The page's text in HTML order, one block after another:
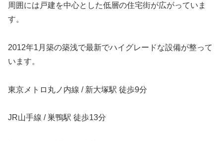
周囲には戸建を中心とした低層の住宅街が広がっていま
す。
2012年1月築の築浅で最新でハイグレードな設備が整って
います。
東京メトロ丸ノ内線 / 新大塚駅 徒歩9分
JR山手線 / 巣鴨駅 徒歩13分